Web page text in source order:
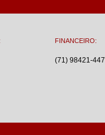
FINANCEIRO:
(71) 98421-